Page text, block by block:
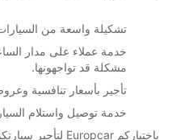
تشكيلة واسعة من السيارات
خدمة عملاء على مدار
مشكلة قد تواجهونها.
تأجير بأسعار تنافسية
خدمة توصيل واستلام